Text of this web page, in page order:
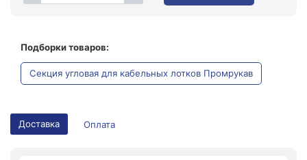
Подборки товаров:
Секция угловая для кабельных лотков Промрукав
Доставка Оплата